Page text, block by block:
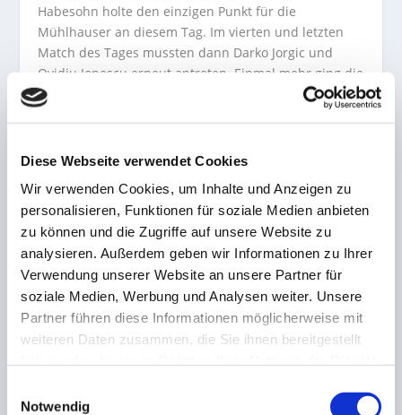
Diese Webseite verwendet Cookies
Wir verwenden Cookies, um Inhalte und Anzeigen zu
personalisieren, Funktionen für soziale Medien anbieten
zu können und die Zugriffe auf unsere Website zu
analysieren. Außerdem geben wir Informationen zu Ihrer
Verwendung unserer Website an unsere Partner für
soziale Medien, Werbung und Analysen weiter. Unsere
Partner führen diese Informationen möglicherweise mit
weiteren Daten zusammen, die Sie ihnen bereitgestellt
Notwendig
Habesohn holte den einzigen Punkt für die
Mühlhauser an diesem Tag. Im vierten und letzten
Match des Tages mussten dann Darko Jorgic und
Ovidiu Ionescu erneut antreten. Einmal mehr ging die
Partie bis in den fünften Satz, ehe Jorgic für die
Die Resultate in der Übersicht:
Darko Jorgic – Kim Taehyun 3:2 (8:11, 11:4, 5:11, 11:8,
6:5)
Patrick Franziska – Ovidiu Ionescu 3:1 (11:13, 12:10,
13:11, 11:5)
Takuya Jin – Daniel Habesohn 2:3 (6:11, 12:10, 11:6,
9:11, 1:6)
Darko Jorgic – Ovidiu Ionescu 3:2 (11:7, 10:12, 10:12,
11:8, 6:1)
ist der Jubel groß: der 1.FCS-TT steht im CL-Finale. –